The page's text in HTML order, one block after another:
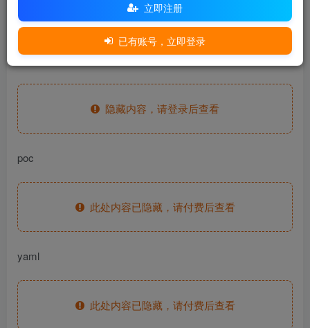
fofa语句
隐藏内容，请登录后查看
poc
此处内容已隐藏，请付费后查看
yaml
此处内容已隐藏，请付费后查看
立即注册
已有账号，立即登录